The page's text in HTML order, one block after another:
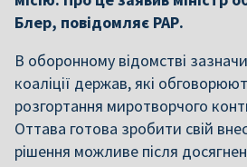
Блер, повідомляє РАР.
В оборонному відомстві
коаліції держав, які
розгортання миротворчого
Оттава готова зробити свій
рішення можливе після